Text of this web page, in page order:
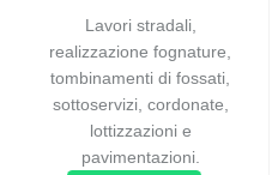
Lavori stradali,
realizzazione fognature,
tombinamenti di fossati,
sottoservizi, cordonate,
lottizzazioni e
pavimentazioni.